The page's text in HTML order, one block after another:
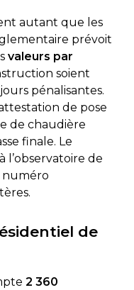
autant que les
prévoit
valeurs par
soient
pénalisantes.
de pose
de chaudière
finale. Le
l’observatoire de
numéro
de
2 360